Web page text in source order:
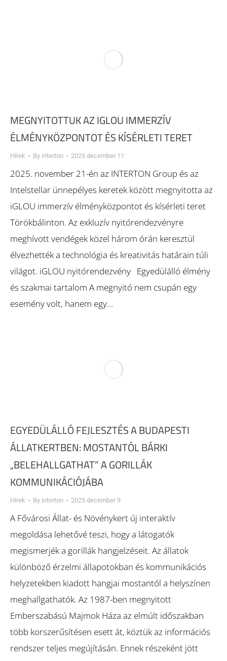
MEGNYITOTTUK AZ IGLOU IMMERZÍV
ÉLMÉNYKÖZPONTOT ÉS KÍSÉRLETI TERET
Hírek By interton 2025 december 11
2025. november 21-én az INTERTON Group és az
Intelstellar ünnepélyes keretek között megnyitotta az
iGLOU immerzív élményközpontot és kísérleti teret
Törökbálinton. Az exkluzív nyitórendezvényre
meghívott vendégek közel három órán keresztül
élvezhették a technológia és kreativitás határain túli
világot. iGLOU nyitórendezvény Egyedülálló élmény
és szakmai tartalom A megnyitó nem csupán egy
esemény volt, hanem egy…
EGYEDÜLÁLLÓ FEJLESZTÉS A BUDAPESTI
ÁLLATKERTBEN: MOSTANTÓL BÁRKI
„BELEHALLGATHAT” A GORILLÁK
KOMMUNIKÁCIÓJÁBA
Hírek By interton 2025 december 9
A Fővárosi Állat- és Növénykert új interaktív
megoldása lehetővé teszi, hogy a látogatók
megismerjék a gorillák hangjelzéseit. Az állatok
különböző érzelmi állapotokban és kommunikációs
helyzetekben kiadott hangjai mostantól a helyszínen
meghallgathatók. Az 1987-ben megnyitott
Emberszabású Majmok Háza az elmúlt időszakban
több korszerűsítésen esett át, köztük az információs
rendszer teljes megújításán. Ennek részeként jött